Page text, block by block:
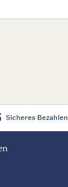
Sicheres Bezahlen